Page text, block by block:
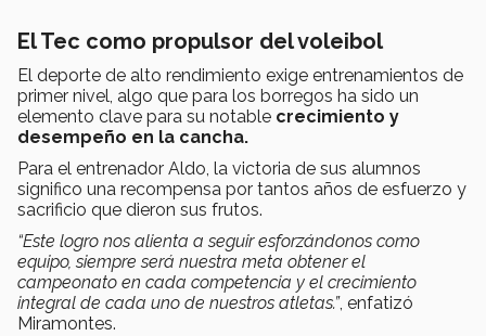
El Tec como propulsor del voleibol
El deporte de alto rendimiento exige entrenamientos de
primer nivel, algo que para los borregos ha sido un
elemento clave para su notable crecimiento y
desempeño en la cancha.
Para el entrenador Aldo, la victoria de sus alumnos
significo una recompensa por tantos años de esfuerzo y
sacrificio que dieron sus frutos.
“Este logro nos alienta a seguir esforzándonos como
equipo, siempre será nuestra meta obtener el
campeonato en cada competencia y el crecimiento
integral de cada uno de nuestros atletas.”, enfatizó
Miramontes.